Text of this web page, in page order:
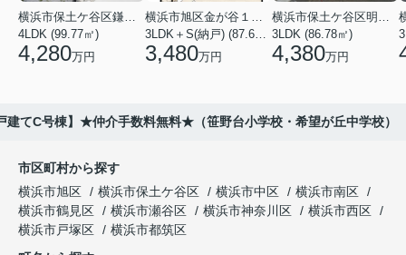
4LDK (99.77㎡)
4,280万円 3,480万円
3LDK (86.78㎡)
4,380万円
建てC号棟】★仲介手数料無料★（笹野台小学校・希望が丘中学校）
市区町村から探す
横浜市旭区
横浜市保土ケ谷区 横浜市中区
横浜市南区
横浜市鶴見区
横浜市瀬谷区 横浜市神奈川区
横浜市西区
横浜市戸塚区
横浜市都筑区